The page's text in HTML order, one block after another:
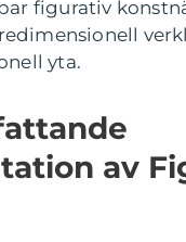
figurativ
yta.
av